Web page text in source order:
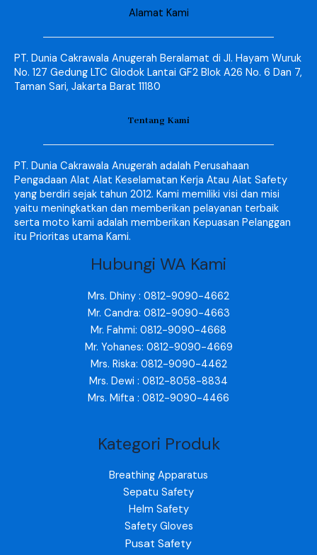
Alamat Kami
PT. Dunia Cakrawala Anugerah Beralamat di Jl. Hayam Wuruk
No. 127 Gedung LTC Glodok Lantai GF2 Blok A26 No. 6 Dan 7,
Taman Sari, Jakarta Barat 11180
Tentang Kami
PT. Dunia Cakrawala Anugerah adalah Perusahaan
Pengadaan Alat Alat Keselamatan Kerja Atau Alat Safety
yang berdiri sejak tahun 2012. Kami memiliki visi dan misi
yaitu meningkatkan dan memberikan pelayanan terbaik
serta moto kami adalah memberikan Kepuasan Pelanggan
itu Prioritas utama Kami.
Hubungi WA Kami
Mrs. Dhiny : 0812-9090-4662
Mr. Candra: 0812-9090-4663
Mr. Fahmi: 0812-9090-4668
Mr. Yohanes: 0812-9090-4669
Mrs. Riska: 0812-9090-4462
Mrs. Dewi : 0812-8058-8834
Mrs. Mifta : 0812-9090-4466
Kategori Produk
Breathing Apparatus
Sepatu Safety
Helm Safety
Safety Gloves
Pusat Safety